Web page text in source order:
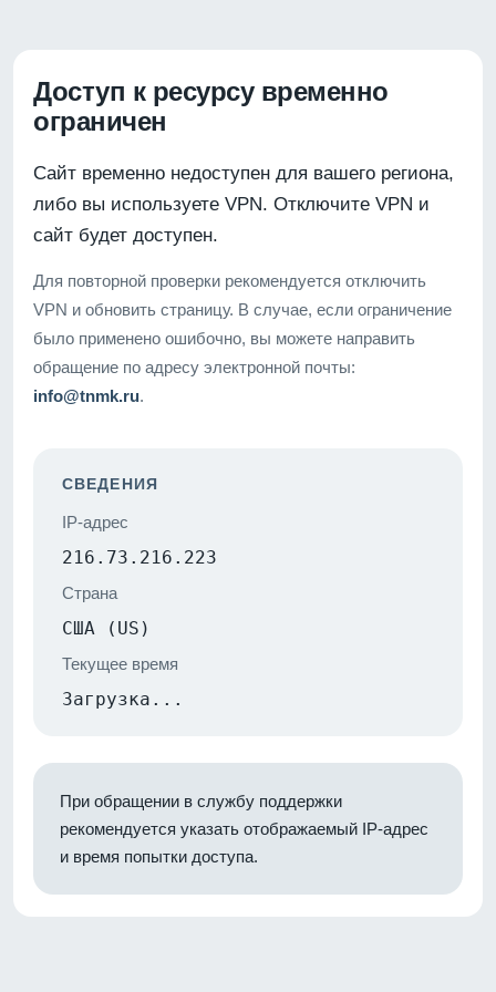
Доступ к ресурсу временно
ограничен
Сайт временно недоступен для вашего региона,
либо вы используете VPN. Отключите VPN и
сайт будет доступен.
Для повторной проверки рекомендуется отключить
VPN и обновить страницу. В случае, если ограничение
было применено ошибочно, вы можете направить
обращение по адресу электронной почты:
info@tnmk.ru.
СВЕДЕНИЯ
IP-адрес
216.73.216.223
Страна
США (US)
Текущее время
Загрузка...
При обращении в службу поддержки
рекомендуется указать отображаемый IP-адрес
и время попытки доступа.